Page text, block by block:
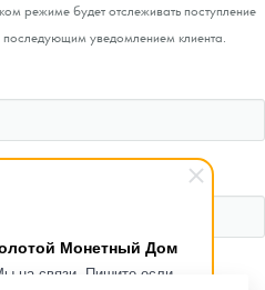
Монетный Дом
на связи. Пишите если
режиме будет отслеживать поступление
уведомлением клиента.